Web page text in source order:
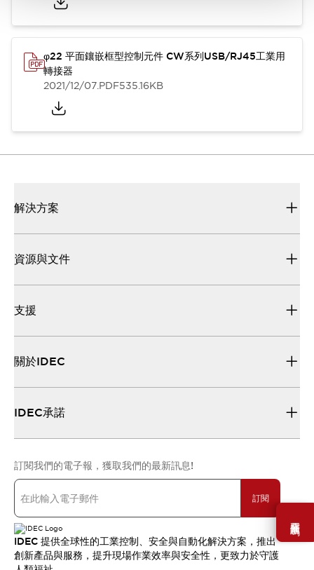
需要幫助嗎？
φ22 平面鑲嵌框型控制元件 CW系列USB/RJ45工業用
轉接器
2021/12/07.PDF535.16KB
解決方案
資源與文件
支援
關於IDEC
IDEC承諾
訂閱我們的電子報，獲取我們的最新訊息!
訂閱
IDEC 提供全球性的工業控制、安全與自動化解決方案，推出
創新產品與服務，提升現場作業效率與安全性，更致力於守護